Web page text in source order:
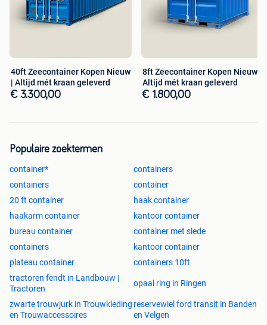
40ft Zeecontainer Kopen Nieuw
| Altijd mét kraan geleverd
€ 3.300,00
8ft Zeecontainer Kopen Nieuw |
Altijd mét kraan geleverd
€ 1.800,00
Populaire zoektermen
container*
containers
containers
container
20 ft container
haak container
haakarm container
kantoor container
bureau container
container met slede
containers
kantoor container
plateau container
containers 10ft
tractoren fendt in Landbouw |
Tractoren
opaal ring in Ringen
zwarte trouwjurk in Trouwkleding
en Trouwaccessoires
reservewiel ford transit in Banden
en Velgen